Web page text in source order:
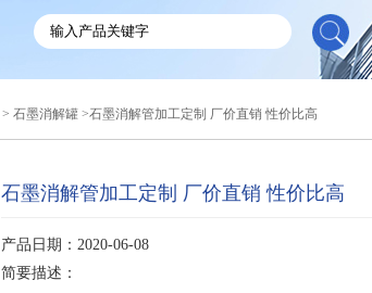
> 石墨消解罐 >石墨消解管加工定制 厂价直销 性价比高
石墨消解管加工定制 厂价直销 性价比高
产品日期：2020-06-08
简要描述：